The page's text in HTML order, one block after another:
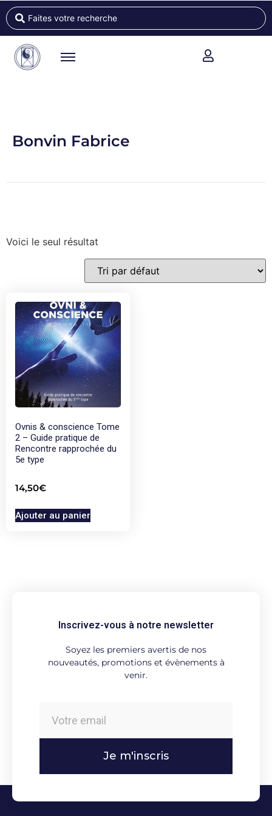
Bonvin Fabrice
Voici le seul résultat
Ovnis & conscience Tome
2 – Guide pratique de
Rencontre rapprochée du
5e type
14,50€
Ajouter au panier
Inscrivez-vous à notre newsletter
Soyez les premiers avertis de nos
nouveautés, promotions et évènements à
venir.
Je m'inscris